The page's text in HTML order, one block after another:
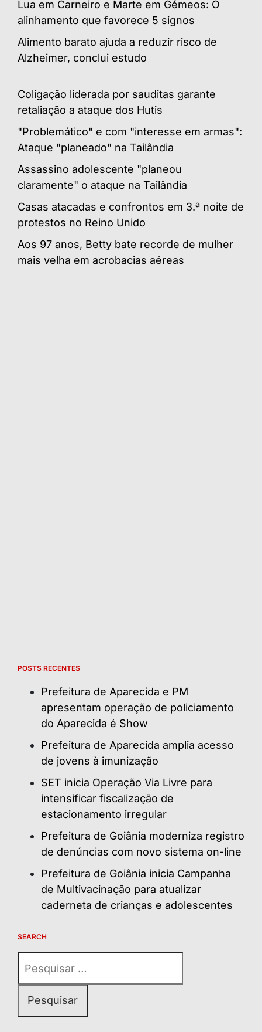
Lua em Carneiro e Marte em Gémeos: O
alinhamento que favorece 5 signos
Alimento barato ajuda a reduzir risco de
Alzheimer, conclui estudo
Coligação liderada por sauditas garante
retaliação a ataque dos Hutis
"Problemático" e com "interesse em armas":
Ataque "planeado" na Tailândia
Assassino adolescente "planeou
claramente" o ataque na Tailândia
Casas atacadas e confrontos em 3.ª noite de
protestos no Reino Unido
Aos 97 anos, Betty bate recorde de mulher
mais velha em acrobacias aéreas
POSTS RECENTES
Prefeitura de Aparecida e PM
apresentam operação de policiamento
do Aparecida é Show
Prefeitura de Aparecida amplia acesso
de jovens à imunização
SET inicia Operação Via Livre para
intensificar fiscalização de
estacionamento irregular
Prefeitura de Goiânia moderniza registro
de denúncias com novo sistema on-line
Prefeitura de Goiânia inicia Campanha
de Multivacinação para atualizar
caderneta de crianças e adolescentes
SEARCH
por: